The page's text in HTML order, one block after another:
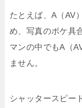
たとえば、A（AV
め、写真のボケ具
マンの中でもA（
ません。
シャッタースピー